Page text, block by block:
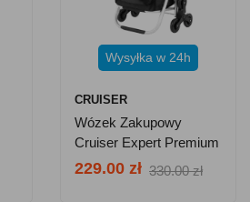
Wysyłka w 24h
CRUISER
Wózek Zakupowy
Cruiser Expert Premium
604352 - Czarny
229.00 zł 330.00 zł